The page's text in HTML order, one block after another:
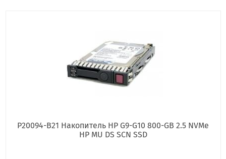
P20094-B21 Накопитель HP G9-G10 800-GB 2.5 NVMe
HP MU DS SCN SSD